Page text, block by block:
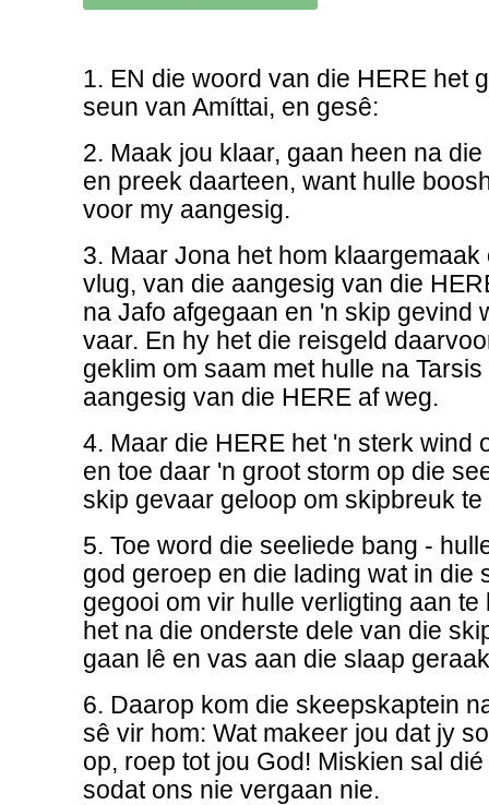
1. EN die woord van die HERE het
seun van Amíttai, en gesê:
2. Maak jou klaar, gaan heen na
en preek daarteen, want hulle
voor my aangesig.
3. Maar Jona het hom klaargemaak
vlug, van die aangesig van die
na Jafo afgegaan en 'n skip gevind
vaar. En hy het die reisgeld
geklim om saam met hulle na
aangesig van die HERE af weg.
4. Maar die HERE het 'n sterk wind
en toe daar 'n groot storm op die
skip gevaar geloop om skipbreuk te
5. Toe word die seeliede bang -
god geroep en die lading wat in die
gegooi om vir hulle verligting aan te
het na die onderste dele van die
gaan lê en vas aan die slaap
6. Daarop kom die skeepskaptein
sê vir hom: Wat makeer jou dat jy
op, roep tot jou God! Miskien sal
sodat ons nie vergaan nie.